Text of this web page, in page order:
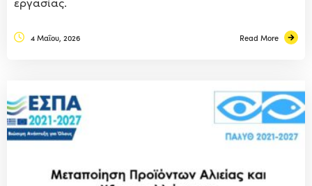
4 Μαΐου, 2026 Read More